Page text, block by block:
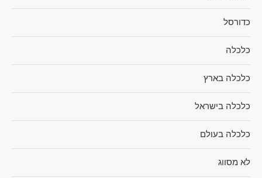
כדורסל
כלכלה
כלכלה בארץ
כלכלה בישראל
כלכלה בעולם
לא מסווג